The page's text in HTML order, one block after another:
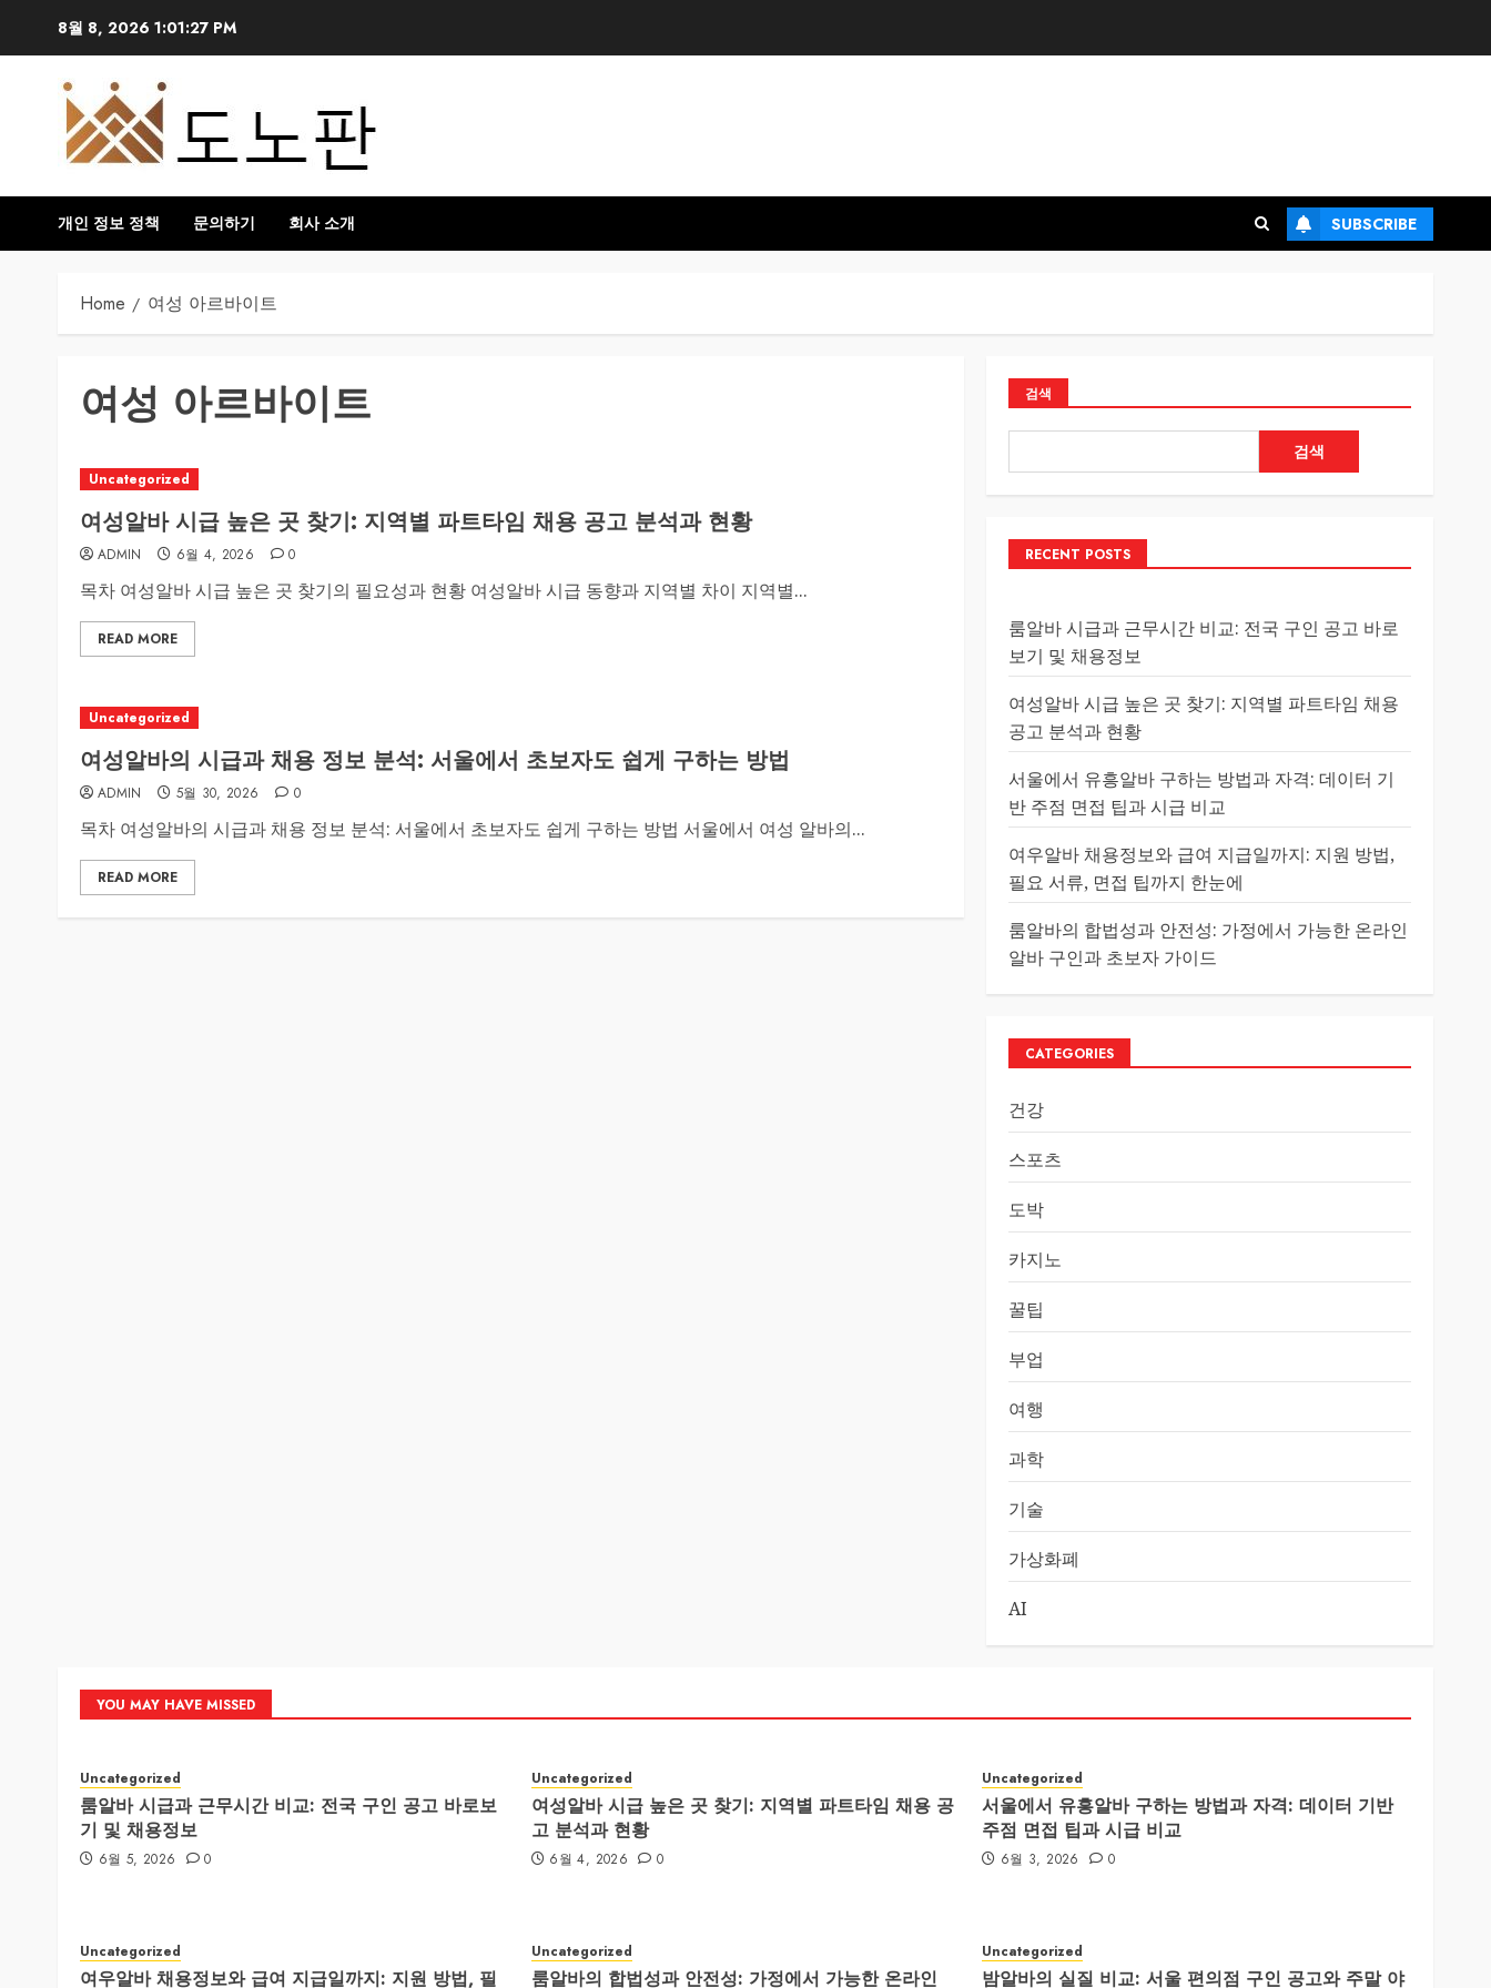
8월 8, 2026 1:01:28 PM
개인 정보 정책 문의하기 회사 소개 SUBSCRIBE
Home 여성 아르바이트
여성 아르바이트
Uncategorized
여성알바 시급 높은 곳 찾기: 지역별 파트타임 채용 공고 분석과 현황
ADMIN 6월 4, 2026 0
목차 여성알바 시급 높은 곳 찾기의 필요성과 현황 여성알바 시급 동향과 지역별 차이 지역별...
READ MORE
Uncategorized
여성알바의 시급과 채용 정보 분석: 서울에서 초보자도 쉽게 구하는 방법
ADMIN 5월 30, 2026 0
목차 여성알바의 시급과 채용 정보 분석: 서울에서 초보자도 쉽게 구하는 방법 서울에서 여성 알바의...
READ MORE
검색
검색
RECENT POSTS
룸알바 시급과 근무시간 비교: 전국 구인 공고 바로
보기 및 채용정보
여성알바 시급 높은 곳 찾기: 지역별 파트타임 채용
공고 분석과 현황
서울에서 유흥알바 구하는 방법과 자격: 데이터 기
반 주점 면접 팁과 시급 비교
여우알바 채용정보와 급여 지급일까지: 지원 방법,
필요 서류, 면접 팁까지 한눈에
룸알바의 합법성과 안전성: 가정에서 가능한 온라인
알바 구인과 초보자 가이드
CATEGORIES
건강
스포츠
도박
카지노
꿀팁
부업
여행
과학
기술
가상화폐
AI
YOU MAY HAVE MISSED
Uncategorized
룸알바 시급과 근무시간 비교: 전국 구인 공고 바로보
기 및 채용정보
6월 5, 2026 0
Uncategorized
여성알바 시급 높은 곳 찾기: 지역별 파트타임 채용 공
고 분석과 현황
6월 4, 2026 0
Uncategorized
서울에서 유흥알바 구하는 방법과 자격: 데이터 기반
주점 면접 팁과 시급 비교
6월 3, 2026 0
Uncategorized
여우알바 채용정보와 급여 지급일까지: 지원 방법, 필
Uncategorized
룸알바의 합법성과 안전성: 가정에서 가능한 온라인
Uncategorized
밤알바의 실질 비교: 서울 편의점 구인 공고와 주말 야